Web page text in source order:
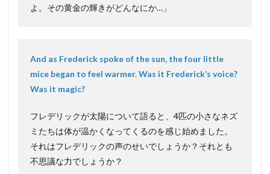
よ。その黄金の輝きがどんなにか…」
And as Frederick spoke of the sun, the four little
mice began to feel warmer. Was it Frederick’s voice?
Was it magic?
フレデリックが太陽について語ると、4匹の小さなネズ
ミたちは体が温かくなってくるのを感じ始めました。
それはフレデリックの声のせいでしょうか？それとも
不思議な力でしょうか？